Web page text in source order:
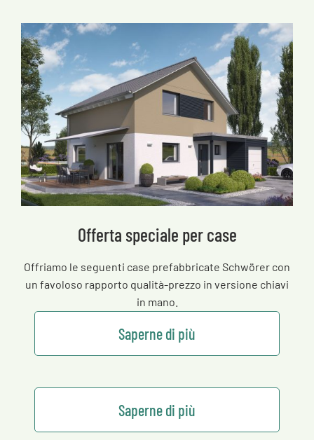
Offerta speciale per case
Offriamo le seguenti case prefabbricate Schwörer con
un favoloso rapporto qualità-prezzo in versione chiavi
in mano.
Saperne di più
Saperne di più